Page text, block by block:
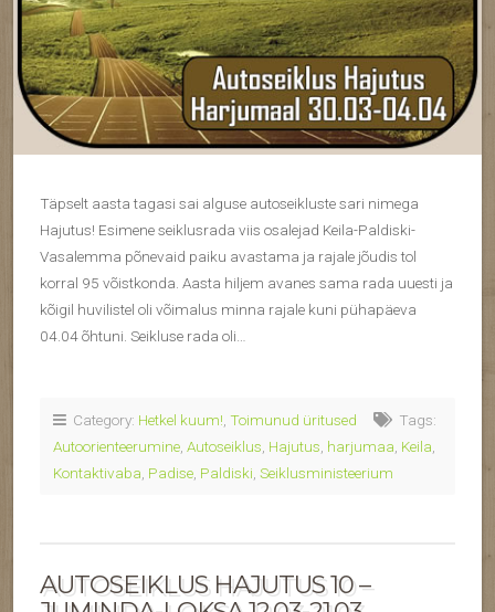
Täpselt aasta tagasi sai alguse autoseikluste sari nimega
Hajutus! Esimene seiklusrada viis osalejad Keila-Paldiski-
Vasalemma põnevaid paiku avastama ja rajale jõudis tol
korral 95 võistkonda. Aasta hiljem avanes sama rada uuesti ja
kõigil huvilistel oli võimalus minna rajale kuni pühapäeva
04.04 õhtuni. Seikluse rada oli…
Category: Hetkel kuum! Toimunud üritused
Tags:
Autoorienteerumine Autoseiklus Hajutus harjumaa Keila
Kontaktivaba Padise Paldiski Seiklusministeerium
AUTOSEIKLUS HAJUTUS 10 –